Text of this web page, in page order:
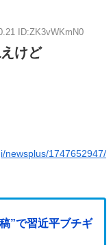
ID:ZK3vWKmN0
けど
newsplus/1747652947/
”で習近平ブチギ